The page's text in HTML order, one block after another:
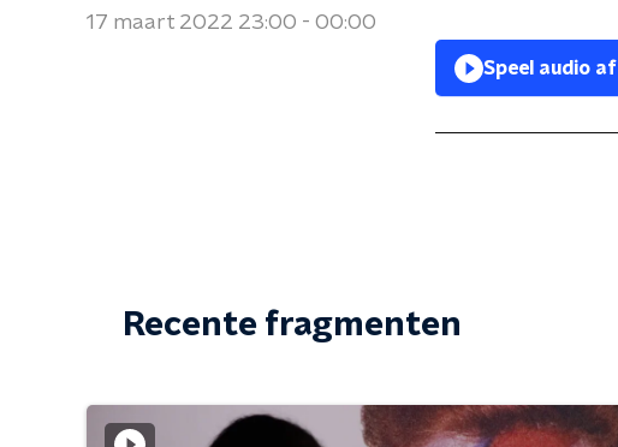
17 maart 2022 23:00 - 00:00
Speel audio af
Recente fragmenten